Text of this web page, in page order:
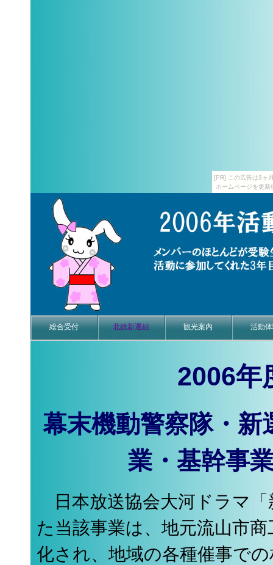
[PR] この広告は3ヶ
ホームページを更
総合受付 北総新選組 観光案内 活動
2006年
幕末機動警察隊・新
業・基幹事
日本放送協会大河ドラマ
た当該事業は、地元流山市
化され、地域の各種催事で